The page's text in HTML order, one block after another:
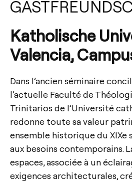
Katholische
Valencia,
Dans l’ancien séminaire
l’actuelle Faculté de
Trinitarios de l’Université
redonne toute sa valeur
ensemble historique du XIXe
aux besoins contemporains.
espaces, associée à un
exigences architecturales,